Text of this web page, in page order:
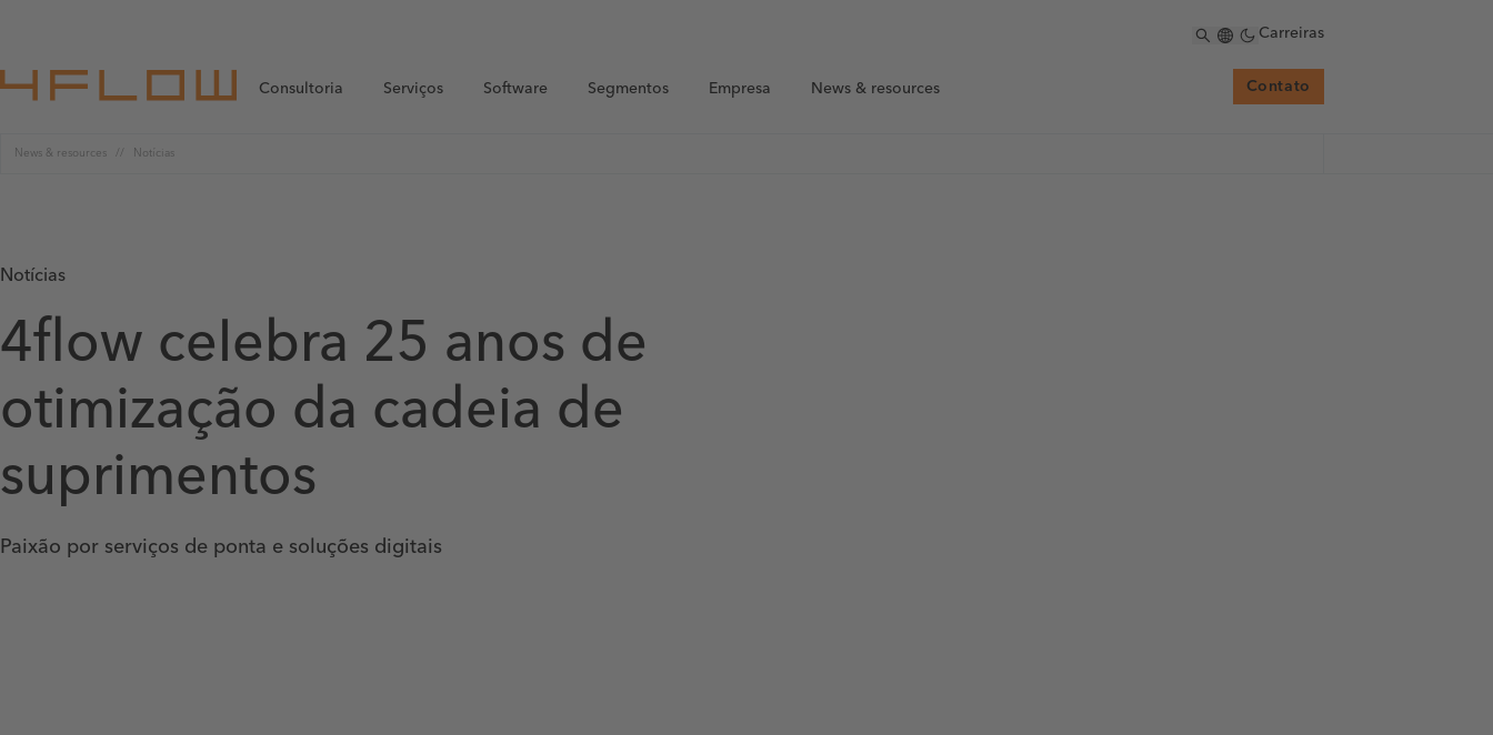
Contato
Consultoria Serviços Software Segmentos Empresa News & resources
Carreiras
News & resources Notícias
Notícias
4flow celebra 25 anos de
otimização da cadeia de
suprimentos
Paixão por serviços de ponta e soluções digitais